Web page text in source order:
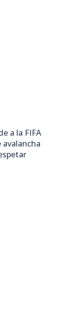
a la FIFA